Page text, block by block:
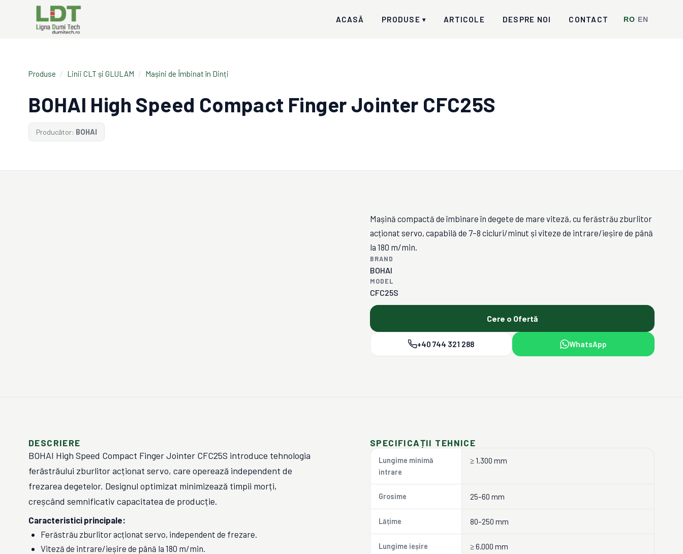
ACASĂ PRODUSE ▾ ARTICOLE DESPRE NOI CONTACT RO EN
Produse / Linii CLT și GLULAM / Mașini de Îmbinat în Dinți
BOHAI High Speed Compact Finger Jointer CFC25S
Producător: BOHAI
Mașină compactă de îmbinare în degete de mare viteză, cu ferăstrău zburlitor
acționat servo, capabilă de 7–8 cicluri/minut și viteze de intrare/ieșire de până
la 180 m/min.
BRAND
BOHAI
MODEL
CFC25S
Cere o Ofertă
+40 744 321 288 WhatsApp
DESCRIERE
BOHAI High Speed Compact Finger Jointer CFC25S introduce tehnologia
ferăstrăului zburlitor acționat servo, care operează independent de
frezarea degetelor. Designul optimizat minimizează timpii morți,
creșcând semnificativ capacitatea de producție.
Caracteristici principale:
Ferăstrău zburlitor acționat servo, independent de frezare.
Viteză de intrare/ieșire de până la 180 m/min.
SPECIFICAȚII TEHNICE
Lungime minimă
intrare
≥ 1.300 mm
Grosime 25–60 mm
Lățime 80–250 mm
Lungime ieșire ≥ 6.000 mm